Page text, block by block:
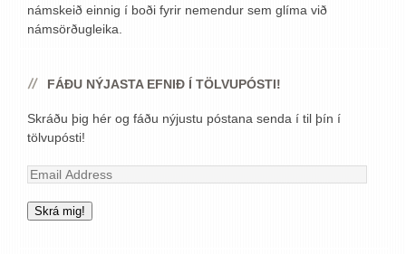
námskeið einnig í boði fyrir nemendur sem glíma við
námsörðugleika.
FÁÐU NÝJASTA EFNIÐ Í TÖLVUPÓSTI!
Skráðu þig hér og fáðu nýjustu póstana senda í til þín í
tölvupósti!
Email
Skrá mig!